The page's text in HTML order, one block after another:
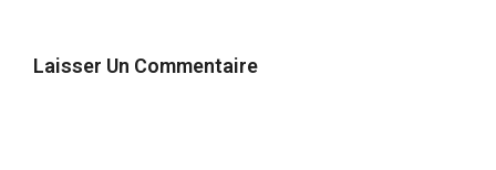
Laisser Un Commentaire